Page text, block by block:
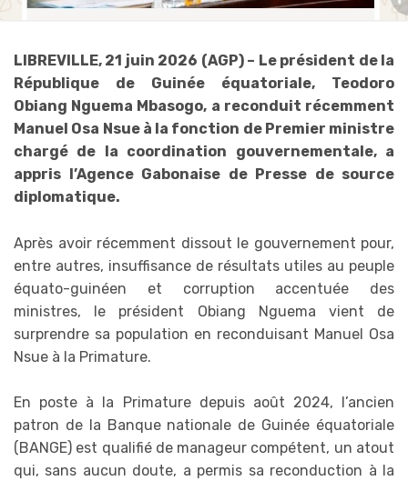
LIBREVILLE, 21 juin 2026 (AGP) – Le président de la
République de Guinée équatoriale, Teodoro
Obiang Nguema Mbasogo, a reconduit récemment
Manuel Osa Nsue à la fonction de Premier ministre
chargé de la coordination gouvernementale, a
appris l’Agence Gabonaise de Presse de source
diplomatique.
Après avoir récemment dissout le gouvernement pour,
entre autres, insuffisance de résultats utiles au peuple
équato-guinéen et corruption accentuée des
ministres, le président Obiang Nguema vient de
surprendre sa population en reconduisant Manuel Osa
Nsue à la Primature.
En poste à la Primature depuis août 2024, l’ancien
patron de la Banque nationale de Guinée équatoriale
(BANGE) est qualifié de manageur compétent, un atout
qui, sans aucun doute, a permis sa reconduction à la